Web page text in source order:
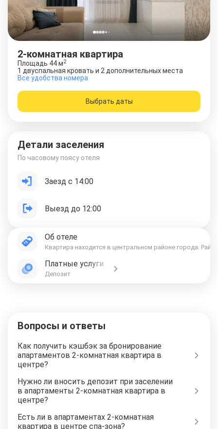
2-комнатная квартира
Площадь 44м2
1 двуспальная кровать и 2 дополнительных места
Все удобства номера
Выбрать даты
Детали заселения
По часовому поясу отеля
Заезд с 14:00
Выезд до 12:00
Об отеле
Квартира находится в центральном районе города.
Платные услуги
Депозит
Вопросы и ответы
Как получить кэшбэк за бронирование
апартаментов 2-комнатная квартира в
центре?
Нужно ли вносить депозит при заселении
в апартаменты 2-комнатная квартира в
центре?
Есть ли в апартаментах 2-комнатная
квартира в центре спа-зона?